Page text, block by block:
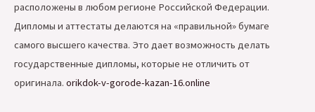
расположены в любом регионе Российской Федерации.
Дипломы и аттестаты делаются на «правильной» бумаге
самого высшего качества. Это дает возможность делать
государственные дипломы, которые не отличить от
оригинала. orikdok-v-gorode-kazan-16.online